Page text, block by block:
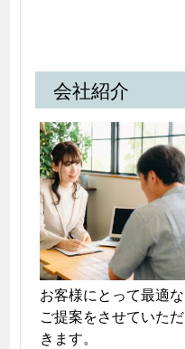
会社紹介
お客様にとって最適な
ご提案をさせていただ
きます。